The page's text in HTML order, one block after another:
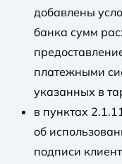
добавлены
банка сумм
платежными
указанных в
в пунктах
об
подписи